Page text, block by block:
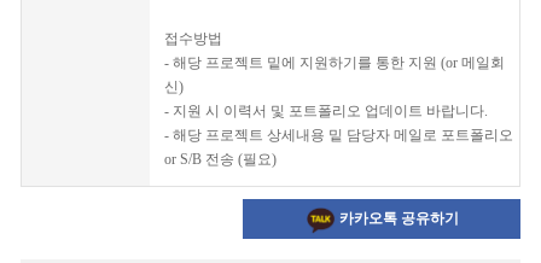
접수방법
- 해당 프로젝트 밑에 지원하기를 통한 지원 (or 메일회
신)
- 지원 시 이력서 및 포트폴리오 업데이트 바랍니다.
- 해당 프로젝트 상세내용 밑 담당자 메일로 포트폴리오
or S/B 전송 (필요)
카카오톡 공유하기